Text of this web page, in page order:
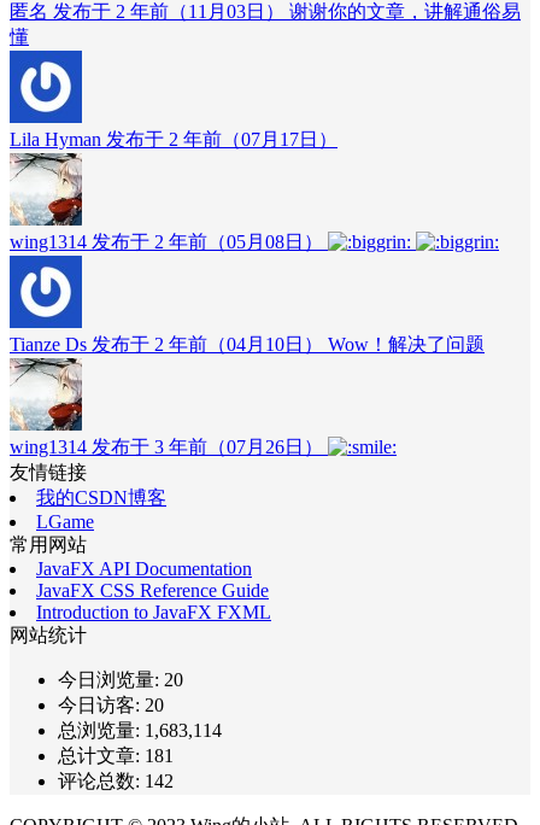
匿名 发布于 2 年前（11月03日）
谢谢你的文章，讲解通俗易
懂
Lila Hyman 发布于 2 年前（07月17日）
wing1314 发布于 2 年前（05月08日）
Tianze Ds 发布于 2 年前（04月10日） Wow！解决了问题
wing1314 发布于 3 年前（07月26日）
友情链接
我的CSDN博客
LGame
常用网站
JavaFX API Documentation
JavaFX CSS Reference Guide
Introduction to JavaFX FXML
网站统计
今日浏览量: 20
今日访客: 20
总浏览量: 1,683,114
总计文章: 181
评论总数: 142